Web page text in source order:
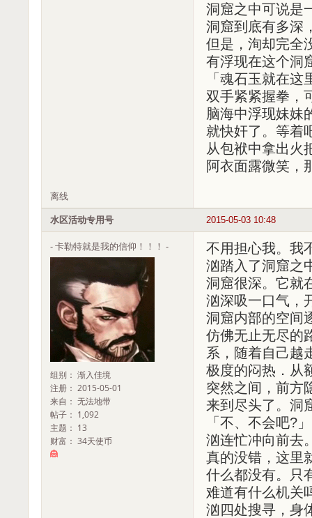
洞窟之中可说是
洞窟到底有多深
但是，洵却完全
有浮现在这个洞
「魂石玉就在
双手紧紧握拳，
脑海中浮现妹妹
就快奸了。等着
从包袱中拿出火
阿衣面露微笑，
离线
2015-05-03 10:48
水区活动专用号
- 卡勒特就是我的信仰！！！ -
组别： 渐入佳境
注册： 2015-05-01
来自： 无法地带
帖子： 1,092
主题： 13
财富： 34天使币
不用担心我。我
汹踏入了洞窟之
洞窟很深。它就
汹深吸一口气，
洞窟内部的空间
仿佛无止无尽的
系，随着自己越
极度的闷热．从
突然之间，前方
来到尽头了。洞
「不、不会吧?」
汹连忙冲向前去
真的没错，这里
什么都没有。只
难道有什么机关
汹四处搜寻，身